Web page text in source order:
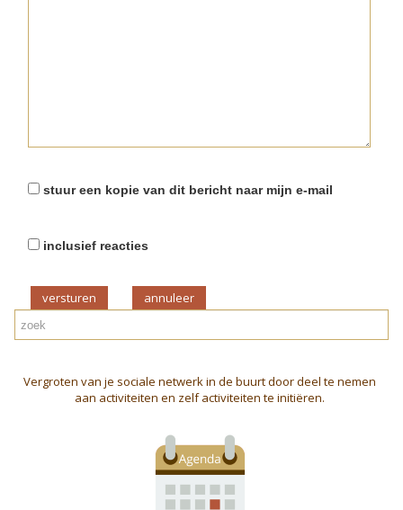
stuur een kopie van dit bericht naar mijn e-mail
inclusief reacties
versturen
Vergroten van je sociale netwerk in de buurt door deel te nemen
aan activiteiten en zelf activiteiten te initiëren.